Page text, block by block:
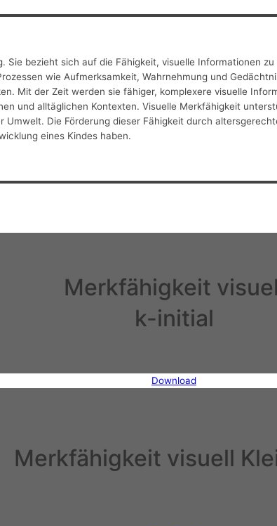
bezieht sich auf die Fähigkeit, visuelle Informationen
wie Aufmerksamkeit, Wahrnehmung und
Mit der Zeit werden sie fähiger, komplexere visuelle
und alltäglichen Kontexten. Visuelle Merkfähigkeit
Die Förderung dieser Fähigkeit durch
eines Kindes haben.
Merkfähigkeit
k-initial
Download
Merkfähigkeit visuell